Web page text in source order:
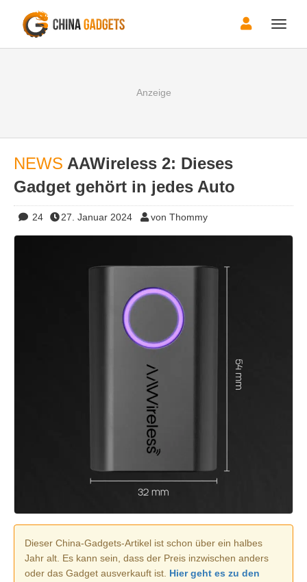
Toggle
NEWS AAWireless 2: Dieses
Gadget gehört in jedes Auto
24 27. Januar 2024 von Thommy
Dieser China-Gadgets-Artikel ist schon über ein halbes
Jahr alt. Es kann sein, dass der Preis inzwischen anders
oder das Gadget ausverkauft ist. Hier geht es zu den